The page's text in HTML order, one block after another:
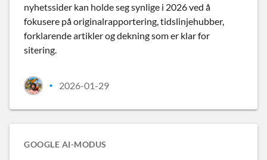
nyhetssider kan holde seg synlige i 2026 ved å
fokusere på originalrapportering, tidslinjehubber,
forklarende artikler og dekning som er klar for
sitering.
• 2026-01-29
GOOGLE AI-MODUS